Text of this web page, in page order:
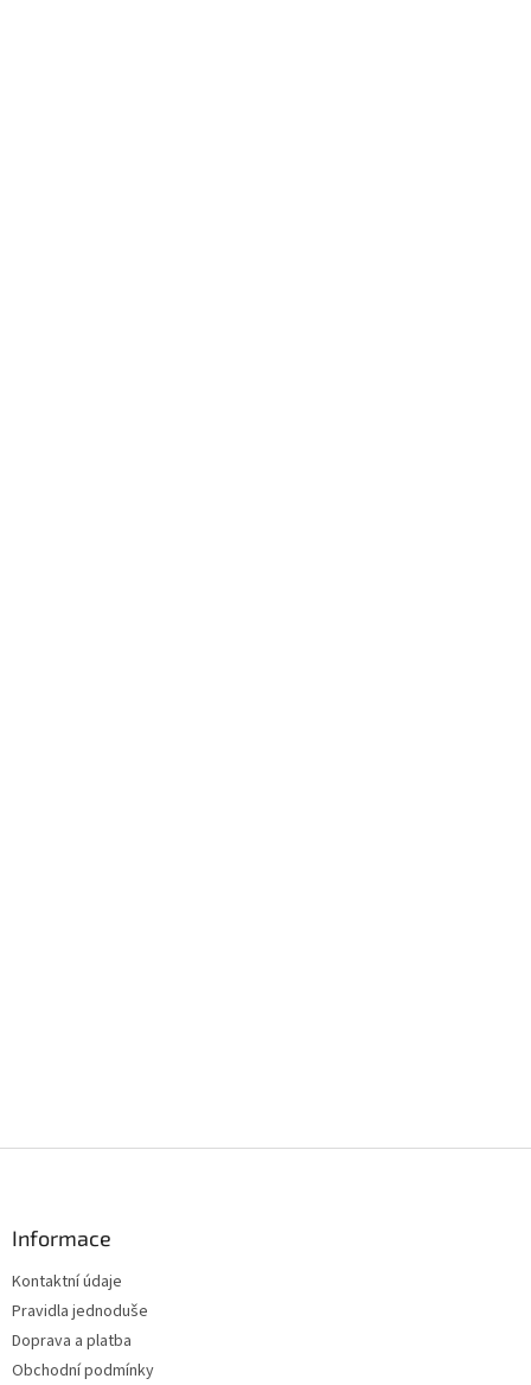
Informace
Kontaktní údaje
Pravidla jednoduše
Doprava a platba
Obchodní podmínky